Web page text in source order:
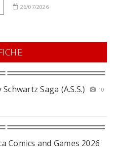
26/07/2026
Saga (A.S.S.)
10
Comics and Games 2026